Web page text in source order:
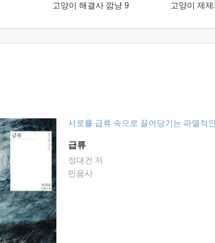
고양이 해결사 깜냥 9
서로를 급류 속으로 끌어당기는 파멸적
급류
정대건 저
민음사